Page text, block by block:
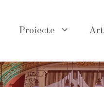
Proiecte